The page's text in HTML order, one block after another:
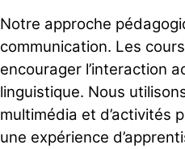
Notre approche
communication. Les
encourager l’interaction
linguistique. Nous
multimédia et d’activités
une expérience